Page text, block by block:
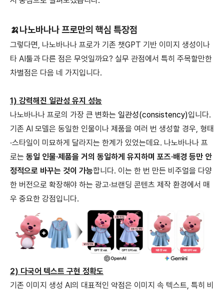
🍌나노바나나 프로만의 핵심 특장점
그렇다면, 나노바나나 프로가 기존 챗GPT 기반 이미지 생성이나
타 AI툴과 다른 점은 무엇일까요? 실무 관점에서 특히 주목할만한
차별점은 다음 네 가지입니다.
1) 강력해진 일관성 유지 성능
나노바나나 프로의 가장 큰 변화는 일관성(consistency)입니다.
기존 AI 모델은 동일한 인물이나 제품을 여러 번 생성할 경우, 형태
·스타일이 미묘하게 달라지는 한계가 있었는데요. 나노바나나 프
로는 동일 인물·제품을 거의 동일하게 유지하며 포즈·배경 등만 안
정적으로 바꾸는 것이 가능합니다. 이는 한 번 만든 비주얼을 다양
한 버전으로 확장해야 하는 광고·브랜딩 콘텐츠 제작 환경에서 매
우 중요한 강점입니다.
2) 다국어 텍스트 구현 정확도
기존 이미지 생성 AI의 대표적인 약점은 이미지 속 텍스트, 특히 비